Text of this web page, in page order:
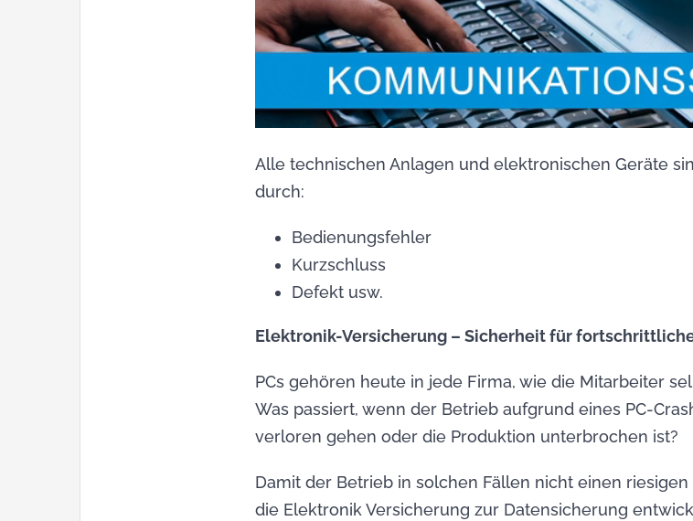
Alle technischen Anlagen und elektronischen Geräte
durch:
Bedienungsfehler
Kurzschluss
Defekt usw.
Elektronik-Versicherung – Sicherheit für
PCs gehören heute in jede Firma, wie die Mitarbeiter
Was passiert, wenn der Betrieb aufgrund eines PC-
verloren gehen oder die Produktion unterbrochen ist?
Damit der Betrieb in solchen Fällen nicht einen
die Elektronik Versicherung zur Datensicherung